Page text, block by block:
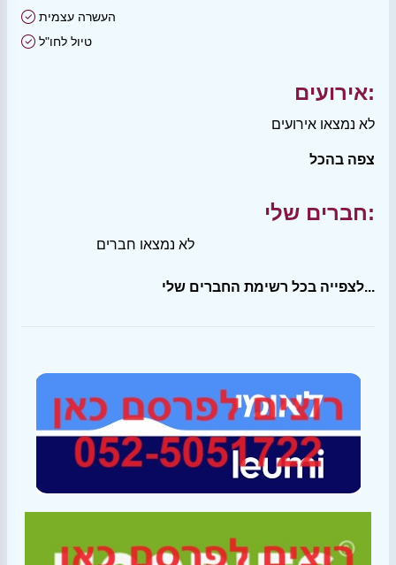
העשרה עצמית
טיול לחו"ל
אירועים:
לא נמצאו אירועים
צפה בהכל
חברים שלי:
לא נמצאו חברים
לצפייה בכל רשימת החברים שלי...